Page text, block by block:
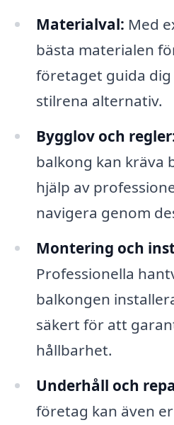
Materialval: Med
bästa materialen
företaget guida
stilrena alternativ.
Bygglov och
balkong kan kräva
hjälp av
navigera genom
Montering och
Professionella
balkongen
säkert för att
hållbarhet.
Underhåll och
företag kan även